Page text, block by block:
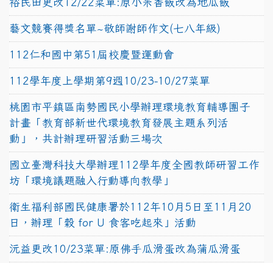
藝文競賽得獎名單~敬師謝師作文(七八年級)
112仁和國中第51屆校慶暨運動會
112學年度上學期第9週10/23-10/27菜單
桃園市平鎮區南勢國民小學辦理環境教育輔導團子
計畫「教育部新世代環境教育發展主題系列活
動」，共計辦理研習活動三場次
國立臺灣科技大學辦理112學年度全國教師研習工作
坊「環境議題融入行動導向教學」
衛生福利部國民健康署於112年10月5日至11月20
日，辦理「穀 for U 食客吃起來」活動
沅益更改10/23菜單:原佛手瓜滑蛋改為蒲瓜滑蛋